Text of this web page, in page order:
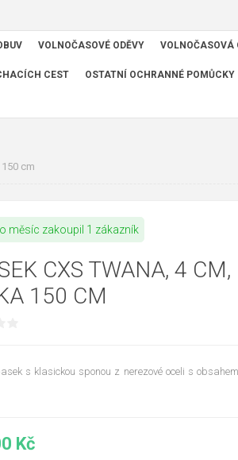
VOLNOČASOVÉ ODĚVY VOLNOČASOVÁ
CEST OSTATNÍ OCHRANNÉ POMŮCKY
cm
měsíc zakoupil 1 zákazník
CXS TWANA, 4 CM,
150 CM
s klasickou sponou z nerezové oceli s
Kč